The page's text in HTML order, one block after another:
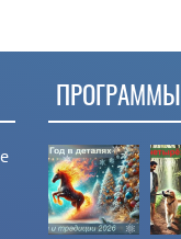
ПРОГРАММЫ